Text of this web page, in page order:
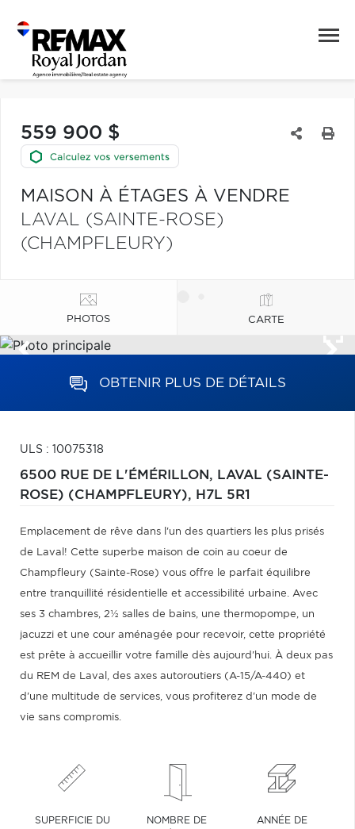
559 900 $
MAISON À ÉTAGES À VENDRE
LAVAL (SAINTE-ROSE)
(CHAMPFLEURY)
PHOTOS CARTE
OBTENIR PLUS DE DÉTAILS
ULS : 10075318
6500 RUE DE L'ÉMÉRILLON, LAVAL (SAINTE-
ROSE) (CHAMPFLEURY), H7L 5R1
Emplacement de rêve dans l'un des quartiers les plus prisés
de Laval! Cette superbe maison de coin au coeur de
Champfleury (Sainte-Rose) vous offre le parfait équilibre
entre tranquillité résidentielle et accessibilité urbaine. Avec
ses 3 chambres, 2½ salles de bains, une thermopompe, un
jacuzzi et une cour aménagée pour recevoir, cette propriété
est prête à accueillir votre famille dès aujourd'hui. À deux pas
du REM de Laval, des axes autoroutiers (A-15/A-440) et
d'une multitude de services, vous profiterez d'un mode de
vie sans compromis.
SUPERFICIE DU
NOMBRE DE
ANNÉE DE